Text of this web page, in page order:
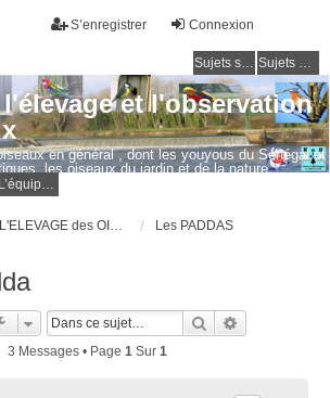
Connexion
S’enregistrer
Sujets sans réponse Sujets actifs
et l'observation
en général , dont les youyous du Sénégal et
les oiseaux du jardin et de la nature.
Les PADDAS
Rechercher
3 Messages • Page 1 Sur 1